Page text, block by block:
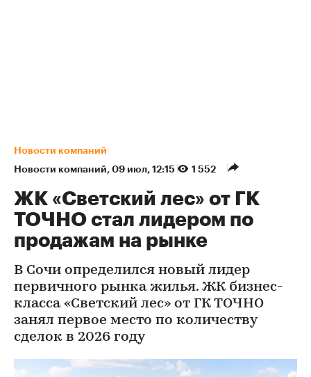
Новости компаний
Новости компаний⁠, 09 июл, 12:15 1 552
ЖК «Светский лес» от ГК
ТОЧНО стал лидером по
продажам на рынке
В Сочи определился новый лидер
первичного рынка жилья. ЖК бизнес-
класса «Светский лес» от ГК ТОЧНО
занял первое место по количеству
сделок в 2026 году